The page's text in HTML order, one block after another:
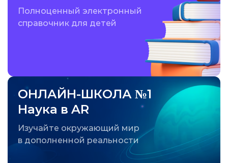
Полноценный электронный
справочник для детей
ОНЛАЙН-ШКОЛА №1
Наука в AR
Изучайте окружающий мир
в дополненной реальности